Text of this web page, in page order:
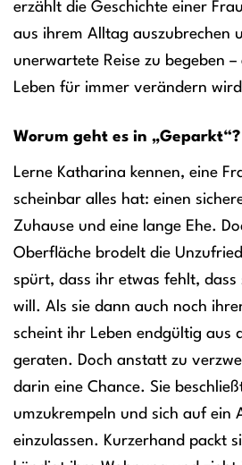
erzählt die Geschichte einer
aus ihrem Alltag auszubrechen
unerwartete Reise zu begeben –
Leben für immer verändern
Worum geht es in „Geparkt“?
Lerne Katharina kennen, eine
scheinbar alles hat: einen
Zuhause und eine lange Ehe.
Oberfläche brodelt die
spürt, dass ihr etwas fehlt, dass
will. Als sie dann auch noch
scheint ihr Leben endgültig aus
geraten. Doch anstatt zu
darin eine Chance. Sie
umzukrempeln und sich auf ein
einzulassen. Kurzerhand packt